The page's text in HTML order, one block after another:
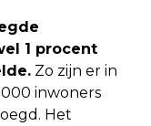
1 procent
Zo zijn er in
inwoners
Het